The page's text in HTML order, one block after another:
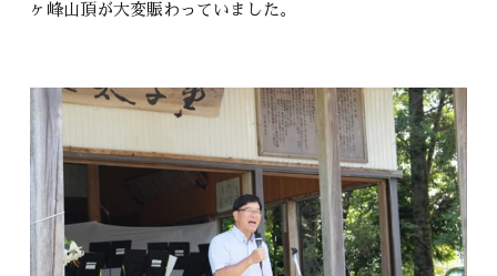
ヶ峰山頂が大変賑わっていました。